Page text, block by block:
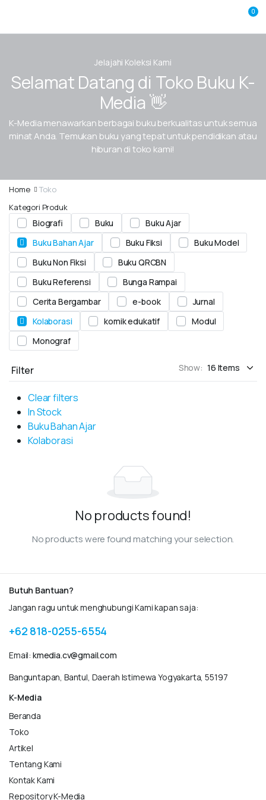
0
Jelajahi Koleksi Kami
Selamat Datang di Toko Buku K-
Media 👋
K-Media menawarkan berbagai buku berkualitas untuk semua
minat Anda. Temukan buku yang tepat untuk pendidikan atau
hiburan di toko kami!
Home
Toko
Kategori Produk
Biografi Buku
Buku Ajar
Buku Bahan Ajar
Buku Fiksi
Buku Model
Buku Non Fiksi
Buku QRCBN
Buku Referensi
Bunga Rampai
Cerita Bergambar
e-book
Jurnal
Kolaborasi
komik edukatif
Modul
Monograf
Filter Show:
Clear filters
In Stock
Buku Bahan Ajar
Kolaborasi
No products found!
No products were found matching your selection.
Butuh Bantuan?
Jangan ragu untuk menghubungi Kami kapan saja:
+62 818-0255-6554
Email: kmedia.cv@gmail.com
Banguntapan, Bantul, Daerah Istimewa Yogyakarta, 55197
K-Media
Beranda
Toko
Artikel
Tentang Kami
Kontak Kami
Repository K-Media